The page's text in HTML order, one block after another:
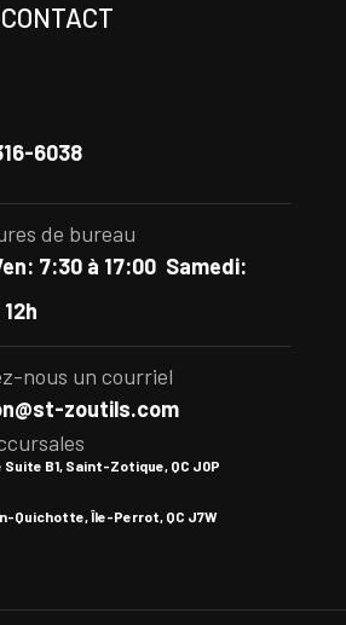
6038
de bureau
7:30 à 17:00 Samedi:
nous un courriel
zoutils.com
Suite B1, Saint-Zotique, QC J0P
Quichotte, Île-Perrot, QC J7W